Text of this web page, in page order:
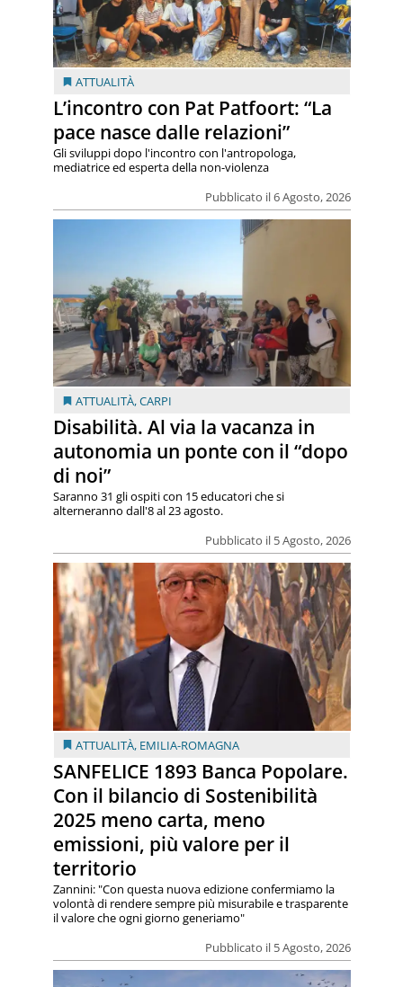
ATTUALITÀ
L’incontro con Pat Patfoort: “La
pace nasce dalle relazioni”
Pubblicato il 6 Agosto, 2026
Gli sviluppi dopo l'incontro con l'antropologa,
mediatrice ed esperta della non-violenza
ATTUALITÀ,CARPI
Disabilità. Al via la vacanza in
autonomia un ponte con il “dopo
di noi”
Pubblicato il 5 Agosto, 2026
Saranno 31 gli ospiti con 15 educatori che si
alterneranno dall'8 al 23 agosto.
ATTUALITÀ, EMILIA-ROMAGNA
SANFELICE 1893 Banca Popolare.
Con il bilancio di Sostenibilità
2025 meno carta, meno
emissioni, più valore per il
territorio
Pubblicato il 5 Agosto, 2026
Zannini: "Con questa nuova edizione confermiamo la
volontà di rendere sempre più misurabile e trasparente
il valore che ogni giorno generiamo"